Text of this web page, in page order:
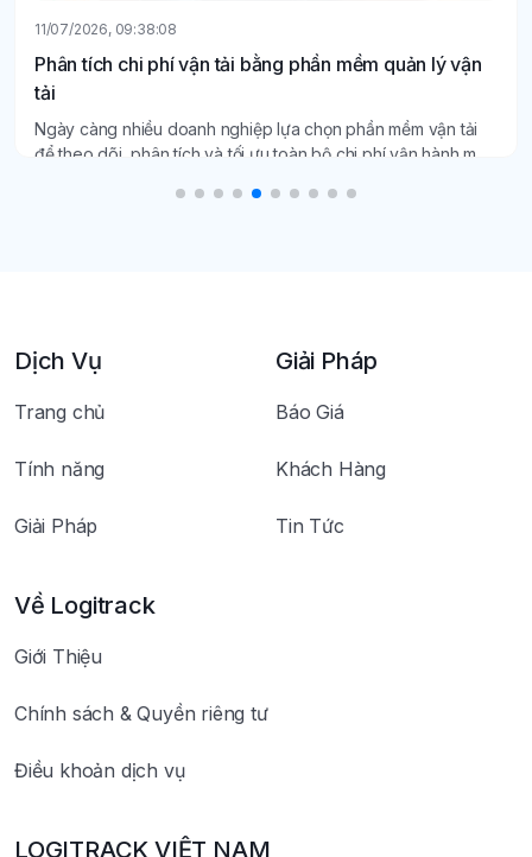
11/07/2026, 09:38:08
Phân tích chi phí vận tải bằng phần mềm quản lý vận
tải
Ngày càng nhiều doanh nghiệp lựa chọn phần mềm vận tải
để theo dõi, phân tích và tối ưu toàn bộ chi phí vận hành một
Dịch Vụ
Trang chủ
Tính năng
Giải Pháp
Giải Pháp
Báo Giá
Khách Hàng
Tin Tức
Về Logitrack
Giới Thiệu
Chính sách & Quyền riêng tư
Điều khoản dịch vụ
LOGITRACK VIỆT NAM